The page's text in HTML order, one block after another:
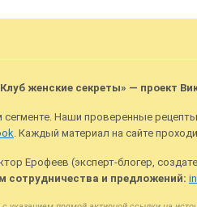
женские секреты» — проект
Наши проверенные
. Каждый материал на сайте
Ерофеев (эксперт-блогер,
сотрудничества и предложений: